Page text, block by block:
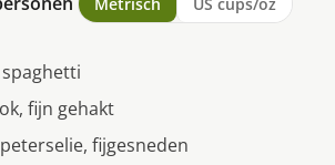
fijn gehakt
fijgesneden